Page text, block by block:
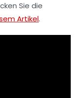
Sie die
Artikel.